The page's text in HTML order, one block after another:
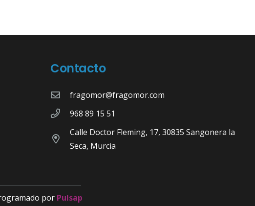
Contacto
fragomor@fragomor.com
968 89 15 51
Calle Doctor Fleming, 17, 30835 Sangonera la
Seca, Murcia
por Pulsap